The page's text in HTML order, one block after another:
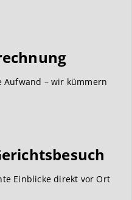
– wir kümmern
Einblicke direkt vor Ort